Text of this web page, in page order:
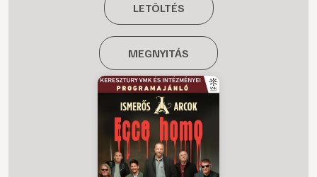
LETÖLTÉS
MEGNYITÁS